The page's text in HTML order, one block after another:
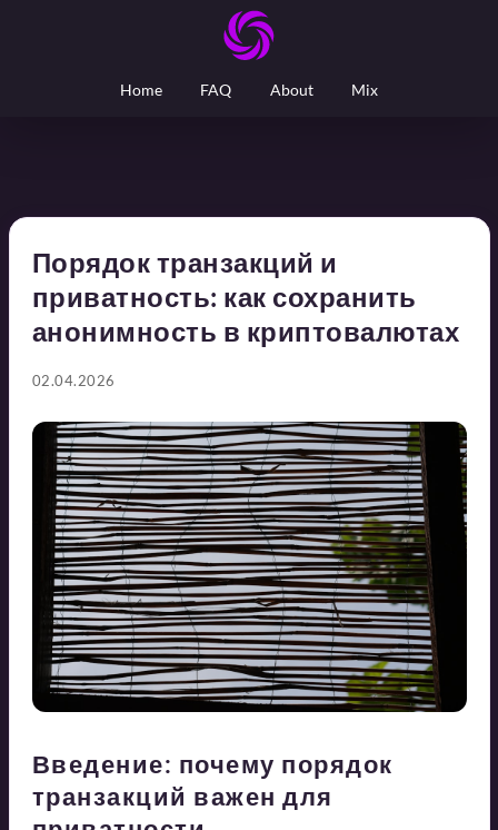
Home FAQ About Mix
Порядок транзакций и
приватность: как сохранить
анонимность в криптовалютах
02.04.2026
Введение: почему порядок
транзакций важен для